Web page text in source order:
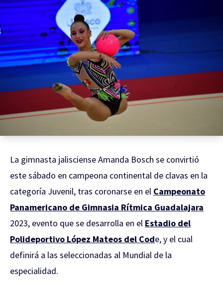
La gimnasta jalisciense Amanda Bosch se convirtió
este sábado en campeona continental de clavas en la
categoría Juvenil, tras coronarse en el Campeonato
Panamericano de Gimnasia Rítmica Guadalajara
2023, evento que se desarrolla en el Estadio del
Polideportivo López Mateos del Code, y el cual
definirá a las seleccionadas al Mundial de la
especialidad.